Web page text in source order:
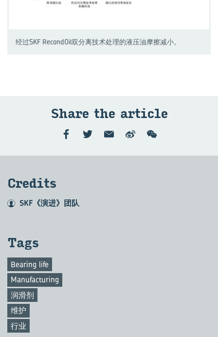
经过SKF RecondOil双分离技术处理的液压油摩擦减小。
Share the art­icle
Cred­its
SKF《演进》团队
Tags
Bearing life
Manufacturing
润滑剂
维护
行业